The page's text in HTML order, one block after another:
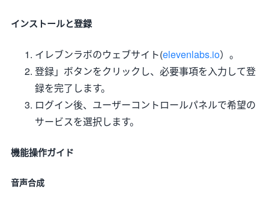
インストールと登録
イレブンラボのウェブサイト(elevenlabs.io）。
登録」ボタンをクリックし、必要事項を入力して登
録を完了します。
ログイン後、ユーザーコントロールパネルで希望の
サービスを選択します。
機能操作ガイド
音声合成